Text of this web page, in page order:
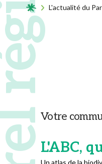
Acceuil L'actualité du
Votre
L'ABC,